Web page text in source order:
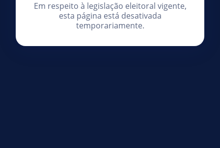
Em respeito à legislação eleitoral vigente,
esta página está desativada
temporariamente.